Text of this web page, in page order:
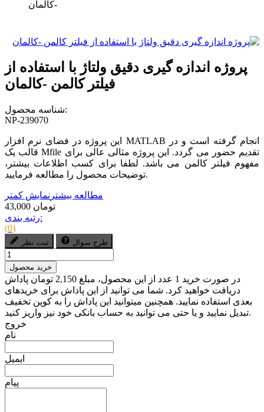
-کالمان
پروژه اندازه گیری دقیق ولتاژ با استفاده از
فیلتر کالمن -کالمان
شناسه محصول:
NP-239070
این پروژه در فضای نرم افزار MATLAB انجام گرفته است و در
قالب یک Mfile تقدیم حضور می گردد. این پروژه مثالی عالی برای
مفهوم فیلتر کالمن می باشد. لطفا برای کسب اطلاعات بیشتر،
توضیحات محصول را مطالعه فرمایید.
مطالعه بیشتر نمایش کمتر
43,000 تومان
رتبه بندی:
(0)
ثبت نظر طرح سوال
خرید محصول
در صورت خرید 1 عدد از این محصول، مبلغ 2,150 تومان پاداش
دریافت خواهید کرد. شما می توانید از این پاداش برای خریدهای
بعدی استفاده نمایید. همچنین میتوانید این پاداش را به کوپن تخفیف
تبدیل نمایید و یا حتی می توانید به حساب بانکی خود نیز واریز کنید.
خروج
نام
ایمیل
پیام